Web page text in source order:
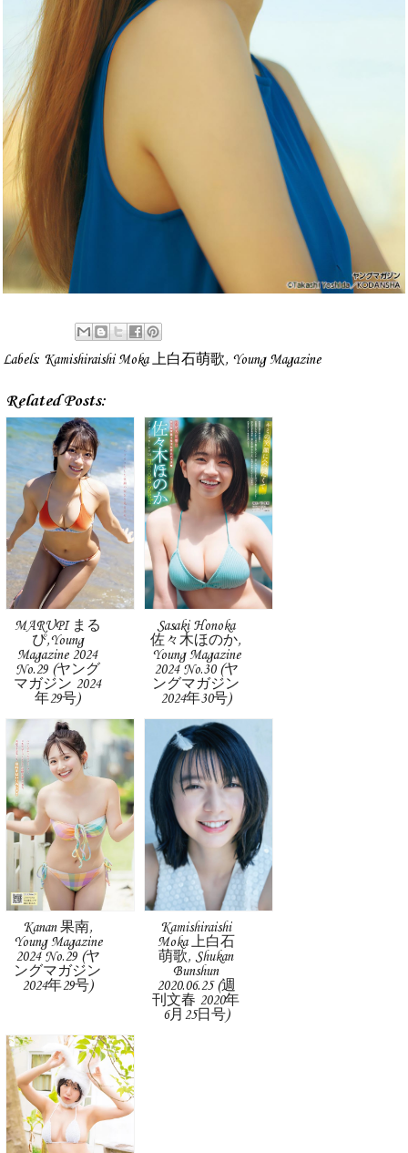
Labels: Kamishiraishi Moka 上白石萌歌, Young Magazine
Related Posts:
MARUPI まる
ぴ,Young
Magazine 2024
No.29 (ヤング
マガジン 2024
年29号)
Sasaki Honoka
佐々木ほのか,
Young Magazine
2024 No.30 (ヤ
ングマガジン
2024年30号)
Kanan 果南,
Young Magazine
2024 No.29 (ヤ
ングマガジン
2024年29号)
Kamishiraishi
Moka 上白石
萌歌, Shukan
Bunshun
2020.06.25 (週
刊文春 2020年
6月25日号)